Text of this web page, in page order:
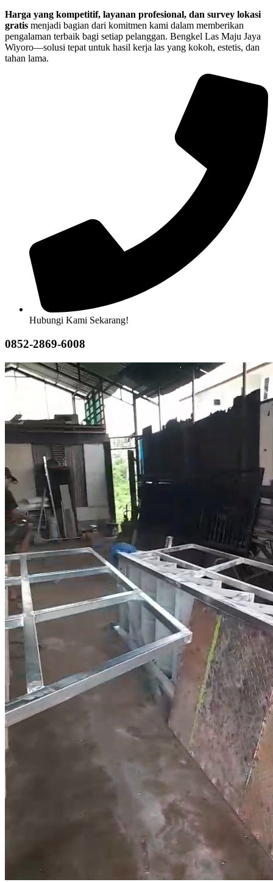
Harga yang kompetitif, layanan profesional, dan survey lokasi
gratis menjadi bagian dari komitmen kami dalam memberikan
pengalaman terbaik bagi setiap pelanggan. Bengkel Las Maju Jaya
Wiyoro—solusi tepat untuk hasil kerja las yang kokoh, estetis, dan
tahan lama.
Hubungi Kami Sekarang!
0852-2869-6008